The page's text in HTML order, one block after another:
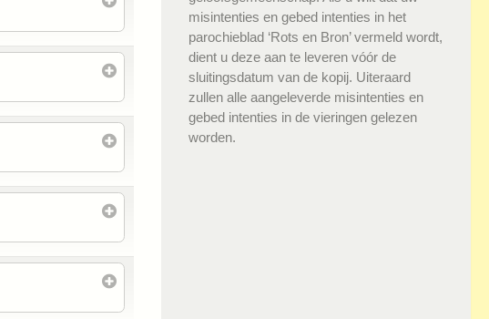
misintenties en gebed intenties in het
parochieblad ‘Rots en Bron’ vermeld wordt,
dient u deze aan te leveren vóór de
sluitingsdatum van de kopij. Uiteraard
zullen alle aangeleverde misintenties en
gebed intenties in de vieringen gelezen
worden.